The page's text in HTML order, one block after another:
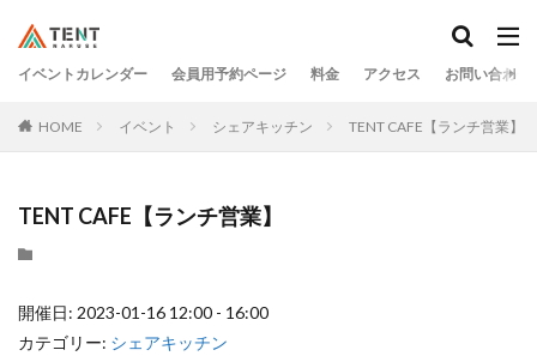
イベントカレンダー 会員用予約ページ 料金 アクセス お問い合わせ
HOME イベント シェアキッチン TENT CAFE【ランチ営業】
TENT CAFE【ランチ営業】
開催日: 2023-01-16 12:00 - 16:00
カテゴリー: シェアキッチン